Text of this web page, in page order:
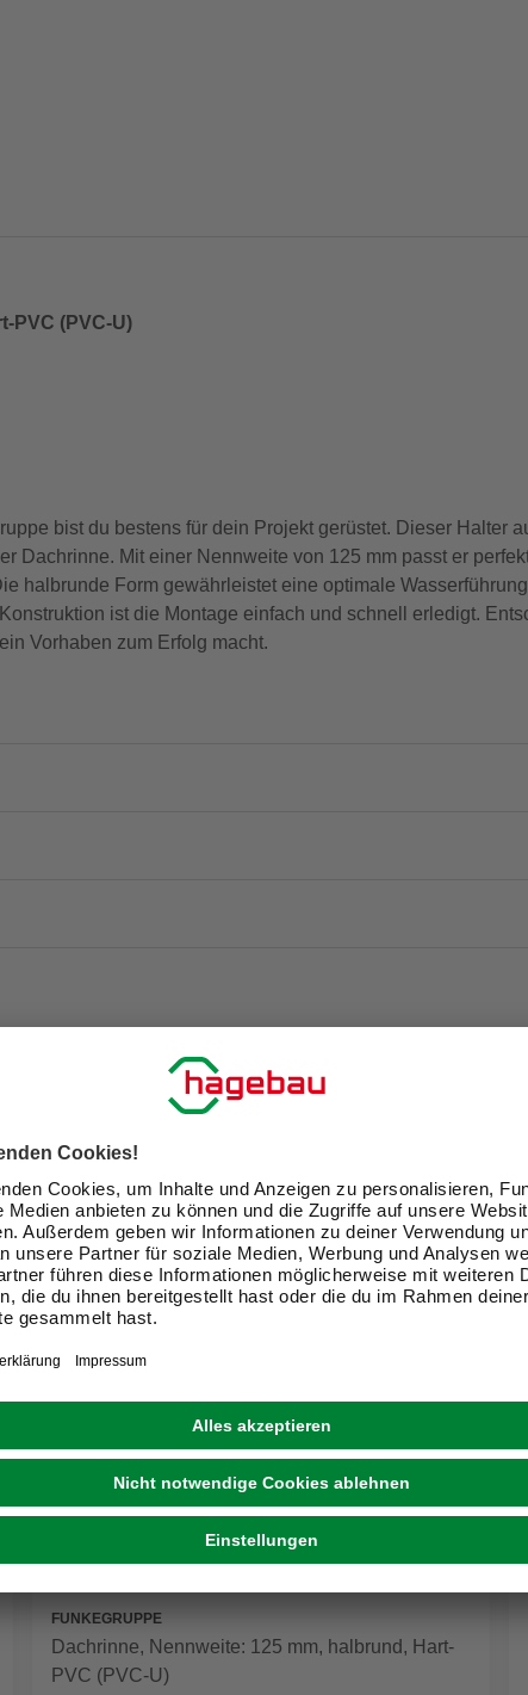
PVC (PVC-U)
bist du bestens für dein Projekt gerüstet. Dieser Halter
Dachrinne. Mit einer Nennweite von 125 mm passt er
halbrunde Form gewährleistet eine optimale
ist die Montage einfach und schnell erledigt.
Vorhaben zum Erfolg macht.
FUNKEGRUPPE
Dachrinne, Nennweite: 125 mm, halbrund, Hart-
PVC (PVC-U)